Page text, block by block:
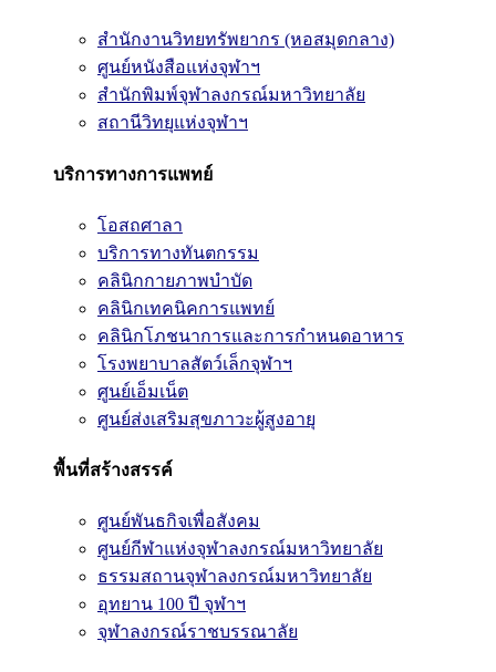
สำนักงานวิทยทรัพยากร (หอสมุดกลาง)
ศูนย์หนังสือแห่งจุฬาฯ
สำนักพิมพ์จุฬาลงกรณ์มหาวิทยาลัย
สถานีวิทยุแห่งจุฬาฯ
บริการทางการแพทย์
โอสถศาลา
บริการทางทันตกรรม
คลินิกกายภาพบำบัด
คลินิกเทคนิคการแพทย์
คลินิกโภชนาการและการกำหนดอาหาร
โรงพยาบาลสัตว์เล็กจุฬาฯ
ศูนย์เอ็มเน็ต
ศูนย์ส่งเสริมสุขภาวะผู้สูงอายุ
พื้นที่สร้างสรรค์
ศูนย์พันธกิจเพื่อสังคม
ศูนย์กีฬาแห่งจุฬาลงกรณ์มหาวิทยาลัย
ธรรมสถานจุฬาลงกรณ์มหาวิทยาลัย
อุทยาน 100 ปี จุฬาฯ
จุฬาลงกรณ์ราชบรรณาลัย